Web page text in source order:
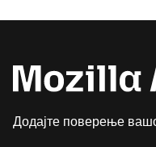
Додајте поверење